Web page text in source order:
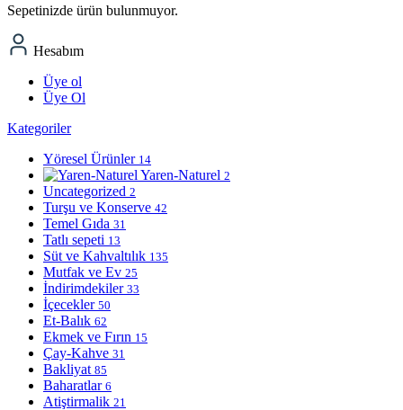
Sepetinizde ürün bulunmuyor.
Hesabım
Üye ol
Üye Ol
Kategoriler
Yöresel Ürünler 14
Yaren-Naturel 2
Uncategorized 2
Turşu ve Konserve 42
Temel Gıda 31
Tatlı sepeti 13
Süt ve Kahvaltılık 135
Mutfak ve Ev 25
İndirimdekiler 33
İçecekler 50
Et-Balık 62
Ekmek ve Fırın 15
Çay-Kahve 31
Bakliyat 85
Baharatlar 6
Atiştirmalik 21